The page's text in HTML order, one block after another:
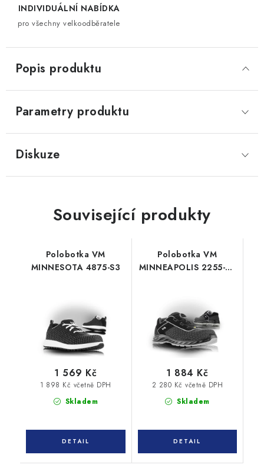
INDIVIDUÁLNÍ NABÍDKA
pro všechny velkoodběratele
Popis produktu
Parametry produktu
Diskuze
Související produkty
Polobotka VM
MINNESOTA 4875-S3
Skladem
1 898 Kč včetně DPH
1 569 Kč
Polobotka VM
MINNEAPOLIS 2255-S3
Skladem
2 280 Kč včetně DPH
1 884 Kč